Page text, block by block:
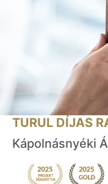
TURUL DÍJAS
Kápolnásnyéki